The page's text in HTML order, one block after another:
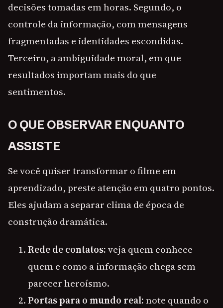
decisões tomadas em horas. Segundo, o
controle da informação, com mensagens
fragmentadas e identidades escondidas.
Terceiro, a ambiguidade moral, em que
resultados importam mais do que
sentimentos.
O QUE OBSERVAR ENQUANTO
ASSISTE
Se você quiser transformar o filme em
aprendizado, preste atenção em quatro pontos.
Eles ajudam a separar clima de época de
construção dramática.
Rede de contatos:veja quem conhece
quem e como a informação chega sem
parecer heroísmo.
Portas para o mundo real:note quando o